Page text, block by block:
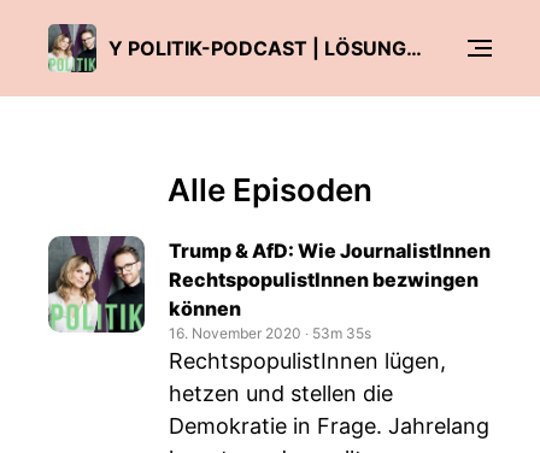
Y POLITIK-PODCAST | LÖSUNGEN FÜR DAS 3. JAHRTAUSEND
Alle Episoden
Trump & AfD: Wie JournalistInnen
RechtspopulistInnen bezwingen
können
16. November 2020 ‧ 53m 35s
RechtspopulistInnen lügen,
hetzen und stellen die
Demokratie in Frage. Jahrelang